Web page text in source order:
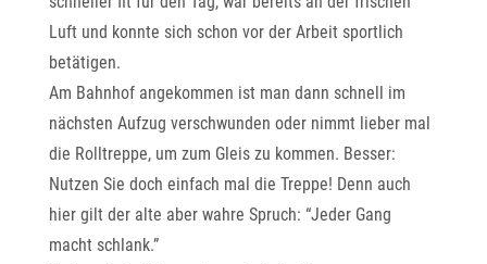
Luft und konnte sich schon vor der Arbeit sportlich
betätigen.
Am Bahnhof angekommen ist man dann schnell im
nächsten Aufzug verschwunden oder nimmt lieber mal
die Rolltreppe, um zum Gleis zu kommen. Besser:
Nutzen Sie doch einfach mal die Treppe! Denn auch
hier gilt der alte aber wahre Spruch: “Jeder Gang
macht schlank.”